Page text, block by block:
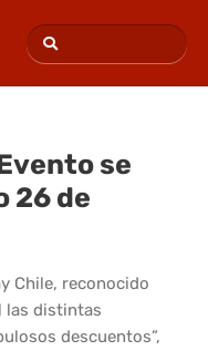
se
26 de
Chile, reconocido
las distintas
descuentos”,